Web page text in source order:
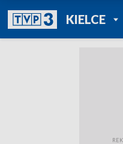
KIELCE
TVP